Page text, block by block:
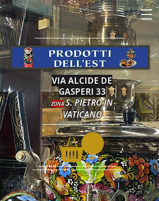
VIA ALCIDE DE
GASPERI 33
ZONA S. PIETRO IN
VATICANO